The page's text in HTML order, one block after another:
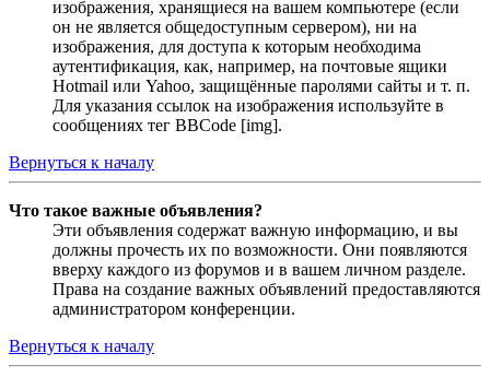
изображения, хранящиеся на вашем компьютере (если
он не является общедоступным сервером), ни на
изображения, для доступа к которым необходима
аутентификация, как, например, на почтовые ящики
Hotmail или Yahoo, защищённые паролями сайты и т. п.
Для указания ссылок на изображения используйте в
сообщениях тег BBCode [img].
Вернуться к началу
Что такое важные объявления?
Эти объявления содержат важную информацию, и вы
должны прочесть их по возможности. Они появляются
вверху каждого из форумов и в вашем личном разделе.
Права на создание важных объявлений предоставляются
администратором конференции.
Вернуться к началу